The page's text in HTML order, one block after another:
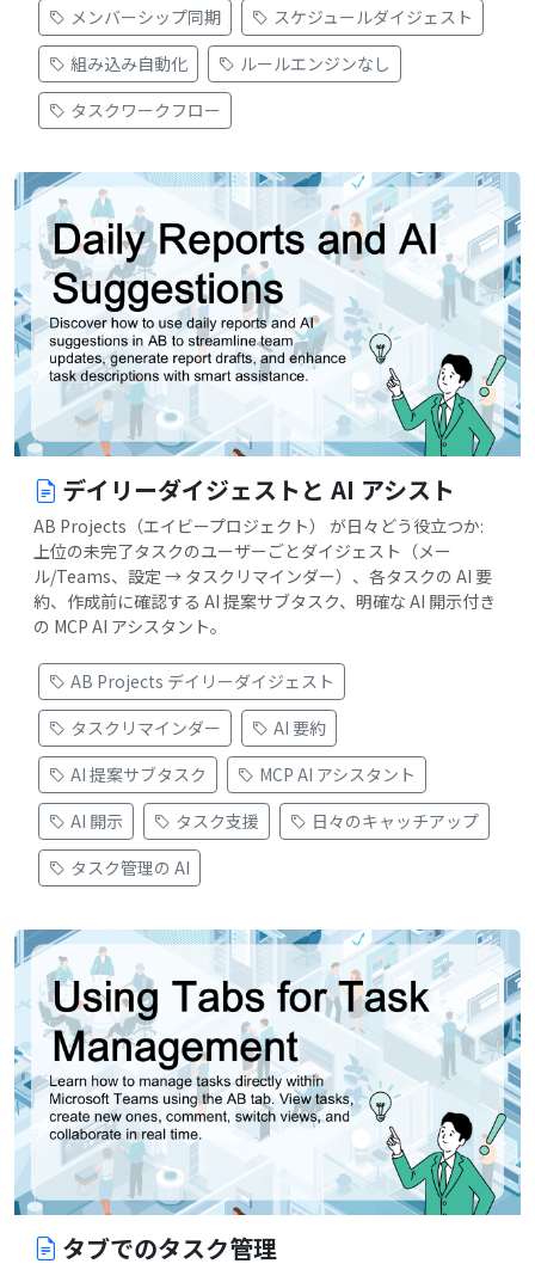
メンバーシップ同期
スケジュールダイジェスト
組み込み自動化
ルールエンジンなし
タスクワークフロー
デイリーダイジェストと AI アシスト
AB Projects（エイビープロジェクト） が日々どう役立つか:
上位の未完了タスクのユーザーごとダイジェスト（メー
ル/Teams、設定 → タスクリマインダー）、各タスクの AI 要
約、作成前に確認する AI 提案サブタスク、明確な AI 開示付き
の MCP AI アシスタント。
AB Projects デイリーダイジェスト
タスクリマインダー
AI 要約
AI 提案サブタスク
MCP AI アシスタント
AI 開示
タスク支援
日々のキャッチアップ
タスク管理の AI
タブでのタスク管理